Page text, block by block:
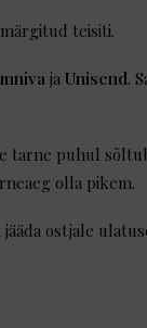
teisiti.
ja Unisend.
tarne puhul
olla pikem.
ostjale